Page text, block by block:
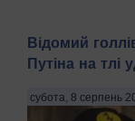
Відомий
Путіна на тлі
субота, 8 серпень